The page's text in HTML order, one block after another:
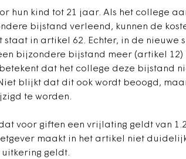
hun kind tot 21 jaar. Als het college
bijstand verleend, kunnen de
in artikel 62. Echter, in de nieuwe
bijzondere bijstand meer (artikel 12)
dat het college deze bijstand
blijkt dat dit ook wordt beoogd,
te worden.
voor giften een vrijlating geldt van
maakt in het artikel niet
geldt.